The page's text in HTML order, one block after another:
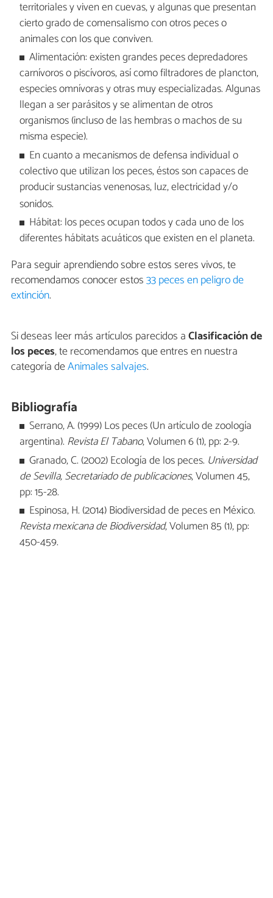
territoriales y viven en cuevas, y algunas que presentan
cierto grado de comensalismo con otros peces o
animales con los que conviven.
Alimentación: existen grandes peces depredadores
carnívoros o piscívoros, así como filtradores de plancton,
especies omnívoras y otras muy especializadas. Algunas
llegan a ser parásitos y se alimentan de otros
organismos (incluso de las hembras o machos de su
misma especie).
En cuanto a mecanismos de defensa individual o
colectivo que utilizan los peces, éstos son capaces de
producir sustancias venenosas, luz, electricidad y/o
sonidos.
Hábitat: los peces ocupan todos y cada uno de los
diferentes hábitats acuáticos que existen en el planeta.
Para seguir aprendiendo sobre estos seres vivos, te
recomendamos conocer estos33 peces en peligro de
extinción.
Si deseas leer más artículos parecidos aClasificación de
los peces, te recomendamos que entres en nuestra
categoría deAnimales salvajes.
Bibliografía
Serrano, A. (1999) Los peces (Un artículo de zoología
argentina). Revista El Tabano, Volumen 6 (1), pp: 2-9.
Granado, C. (2002) Ecología de los peces. Universidad
de Sevilla, Secretariado de publicaciones, Volumen 45,
pp: 15-28.
Espinosa, H. (2014) Biodiversidad de peces en México.
Revista mexicana de Biodiversidad, Volumen 85 (1), pp:
450-459.